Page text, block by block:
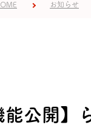
お知らせ
能公開】